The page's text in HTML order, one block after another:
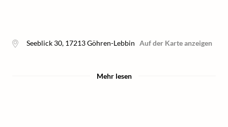
Seeblick 30, 17213Göhren-Lebbin Auf der Karte anzeigen
Mehr lesen